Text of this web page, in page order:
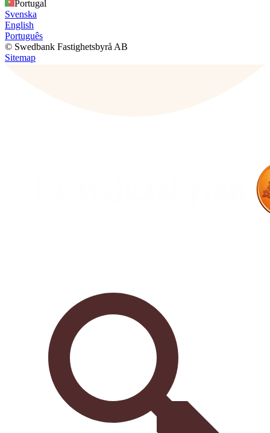
Portugal
Svenska
English
Português
© Swedbank Fastighetsbyrå AB
Sitemap